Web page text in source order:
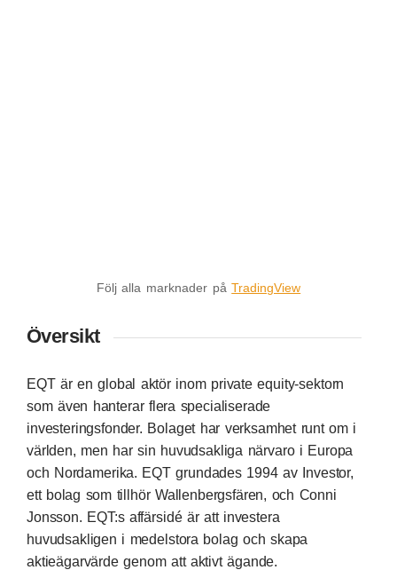
Följ alla marknader påTradingView
Översikt
EQT är en global aktör inom private equity-sektorn
som även hanterar flera specialiserade
investeringsfonder. Bolaget har verksamhet runt om i
världen, men har sin huvudsakliga närvaro i Europa
och Nordamerika. EQT grundades 1994 av Investor,
ett bolag som tillhör Wallenbergsfären, och Conni
Jonsson. EQT:s affärsidé är att investera
huvudsakligen i medelstora bolag och skapa
aktieägarvärde genom att aktivt ägande.